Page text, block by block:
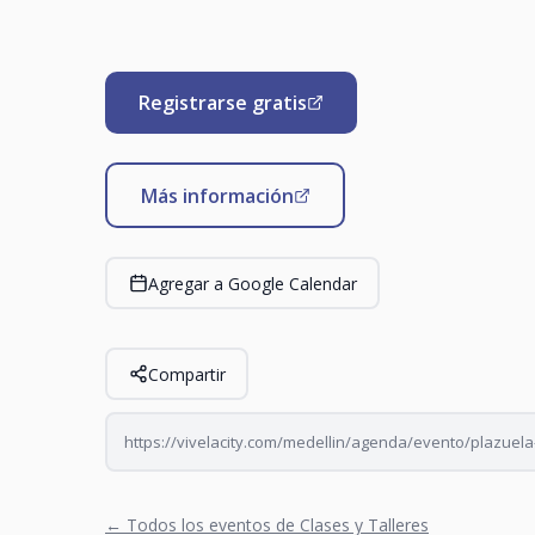
Registrarse gratis
Más información
Agregar a Google Calendar
Compartir
https://vivelacity.com/medellin/agenda/evento/
← Todos los eventos de Clases y Talleres